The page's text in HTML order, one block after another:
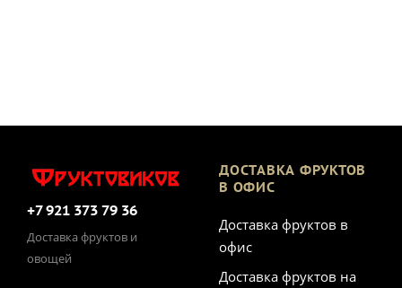
+7 921 373 79 36
Доставка фруктов и
овощей
ДОСТАВКА ФРУКТОВ
В ОФИС
Доставка фруктов в
офис
Доставка фруктов на